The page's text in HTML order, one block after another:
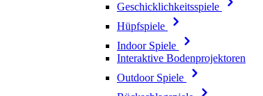
Geschicklichkeitsspiele
Hüpfspiele
Indoor Spiele
Interaktive Bodenprojektoren
Outdoor Spiele